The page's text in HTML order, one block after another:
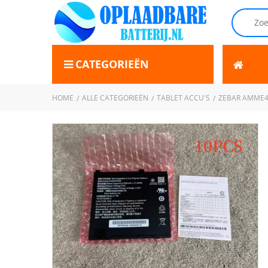
CATEGORIEËN
HOME ALLE CATEGORIEËN TABLET ACCU'S ZEBAR